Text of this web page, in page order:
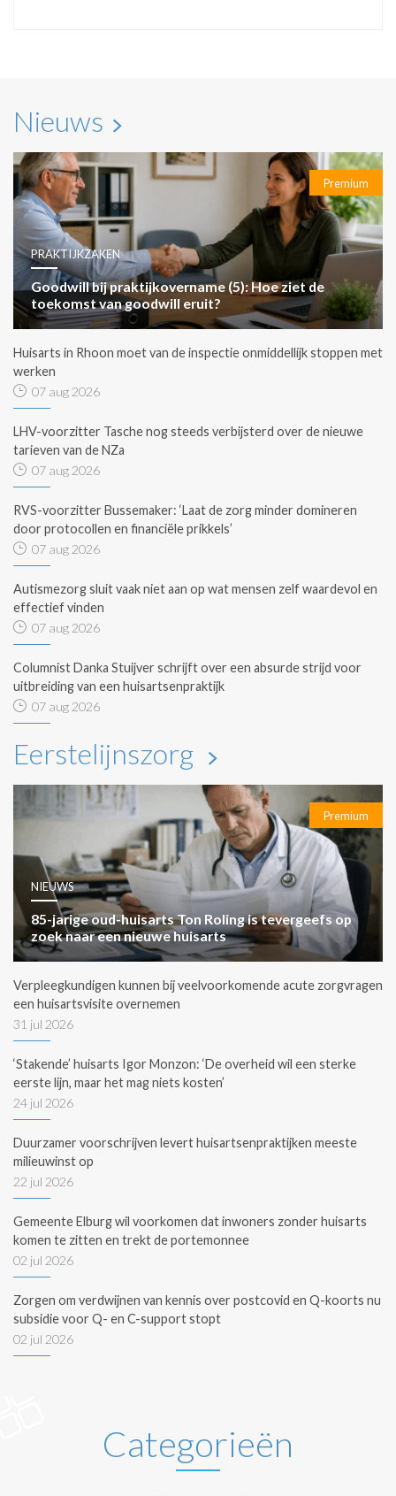
Nieuws
Premium
PRAKTIJKZAKEN
Goodwill bij praktijkovername (5): Hoe ziet de
toekomst van goodwill eruit?
Huisarts in Rhoon moet van de inspectie onmiddellijk stoppen met
werken
07 aug 2026
LHV-voorzitter Tasche nog steeds verbijsterd over de nieuwe
tarieven van de NZa
07 aug 2026
RVS-voorzitter Bussemaker: ‘Laat de zorg minder domineren
door protocollen en financiële prikkels’
07 aug 2026
Autismezorg sluit vaak niet aan op wat mensen zelf waardevol en
effectief vinden
07 aug 2026
Columnist Danka Stuijver schrijft over een absurde strijd voor
uitbreiding van een huisartsenpraktijk
07 aug 2026
Eerstelijnszorg
Premium
NIEUWS
85-jarige oud-huisarts Ton Roling is tevergeefs op
zoek naar een nieuwe huisarts
Verpleegkundigen kunnen bij veelvoorkomende acute zorgvragen
een huisartsvisite overnemen
31 jul 2026
‘Stakende’ huisarts Igor Monzon: ‘De overheid wil een sterke
eerste lijn, maar het mag niets kosten’
24 jul 2026
Duurzamer voorschrijven levert huisartsenpraktijken meeste
milieuwinst op
22 jul 2026
Gemeente Elburg wil voorkomen dat inwoners zonder huisarts
komen te zitten en trekt de portemonnee
02 jul 2026
Zorgen om verdwijnen van kennis over postcovid en Q-koorts nu
subsidie voor Q- en C-support stopt
02 jul 2026
Categorieën